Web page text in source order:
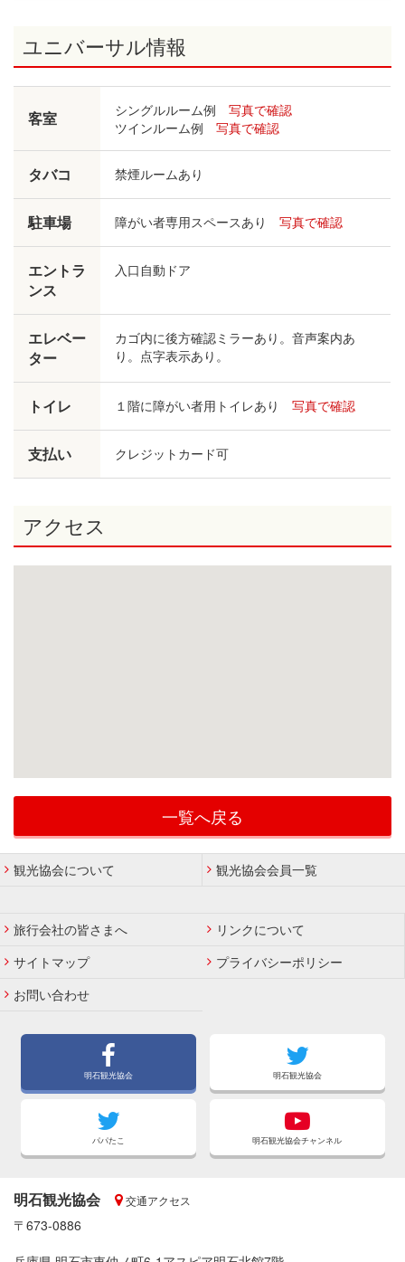
ユニバーサル情報
客室 シングルルーム例 写真で確認
ツインルーム例 写真で確認
タバコ 禁煙ルームあり
駐車場 障がい者専用スペースあり 写真で確認
エントラ
ンス
入口自動ドア
エレベー
ター
カゴ内に後方確認ミラーあり。音声案内あ
り。点字表示あり。
トイレ １階に障がい者用トイレあり 写真で確認
支払い クレジットカード可
アクセス
一覧へ戻る
観光協会について 観光協会会員一覧
旅行会社の皆さまへ
リンクについて
サイトマップ
プライバシーポリシー
お問い合わせ
明石観光協会 明石観光協会
パパたこ 明石観光協会チャンネル
明石観光協会 交通アクセス
〒673-0886